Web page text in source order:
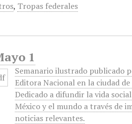
, Tropas federales
1
Semanario ilustrado publicado
Editora Nacional en la ciudad de
Dedicado a difundir la vida
México y el mundo a través de
noticias relevantes.